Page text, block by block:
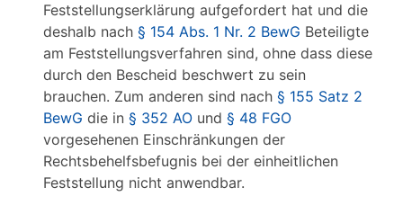
Feststellungserklärung aufgefordert hat und die
deshalb nach § 154 Abs. 1 Nr. 2 BewG Beteiligte
am Feststellungsverfahren sind, ohne dass diese
durch den Bescheid beschwert zu sein
brauchen. Zum anderen sind nach § 155 Satz 2
BewG die in § 352 AO und § 48 FGO
vorgesehenen Einschränkungen der
Rechtsbehelfsbefugnis bei der einheitlichen
Feststellung nicht anwendbar.